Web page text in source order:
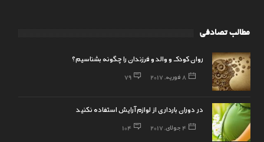
مطالب تصادفی
روان کودک و والد و فرزندان را چگونه بشناسیم؟
8 فوریه, 2017 79
در دوران بارداری از لوازم آرایش استفاده نکنید
4 جولای, 2017 104